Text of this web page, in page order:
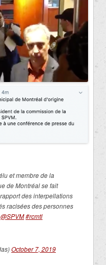
et membre de la
de Montréal se fait
des interpellations
racisées des personnes
@SPVM#rcmtl
October 7, 2019